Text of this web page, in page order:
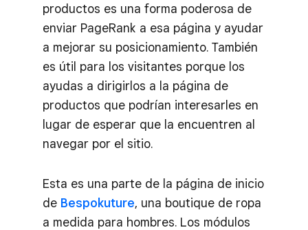
productos es una forma poderosa de
enviar PageRank a esa página y ayudar
a mejorar su posicionamiento. También
es útil para los visitantes porque los
ayudas a dirigirlos a la página de
productos que podrían interesarles en
lugar de esperar que la encuentren al
navegar por el sitio.
Esta es una parte de la página de inicio
de Bespokuture, una boutique de ropa
a medida para hombres. Los módulos